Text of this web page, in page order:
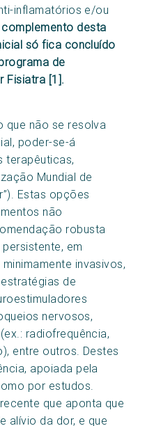
inflamatórios e/ou
complemento desta
só fica concluído
de
Fisiatra [1].
que não se resolva
poder-se-á
terapêuticas,
Mundial de
Estas opções
não
robusta
em
invasivos,
de
nervosos,
radiofrequência,
entre outros. Destes
apoiada pela
por estudos.
que aponta que
alívio da dor, e que